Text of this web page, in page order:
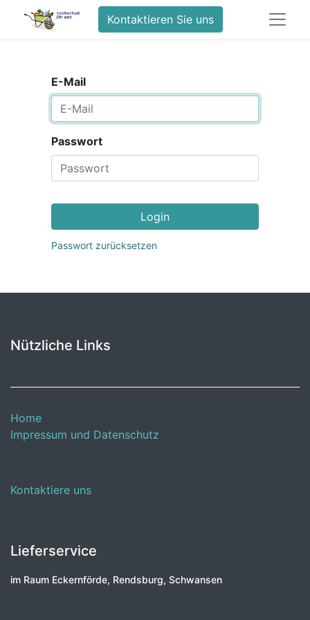
Kontaktieren Sie uns
E-Mail
Passwort
Login
Passwort zurücksetzen
Nützliche Links
Home
Impressum und Datenschutz
Kontaktiere uns
Lieferservice
im Raum Eckernförde, Rendsburg, Schwansen